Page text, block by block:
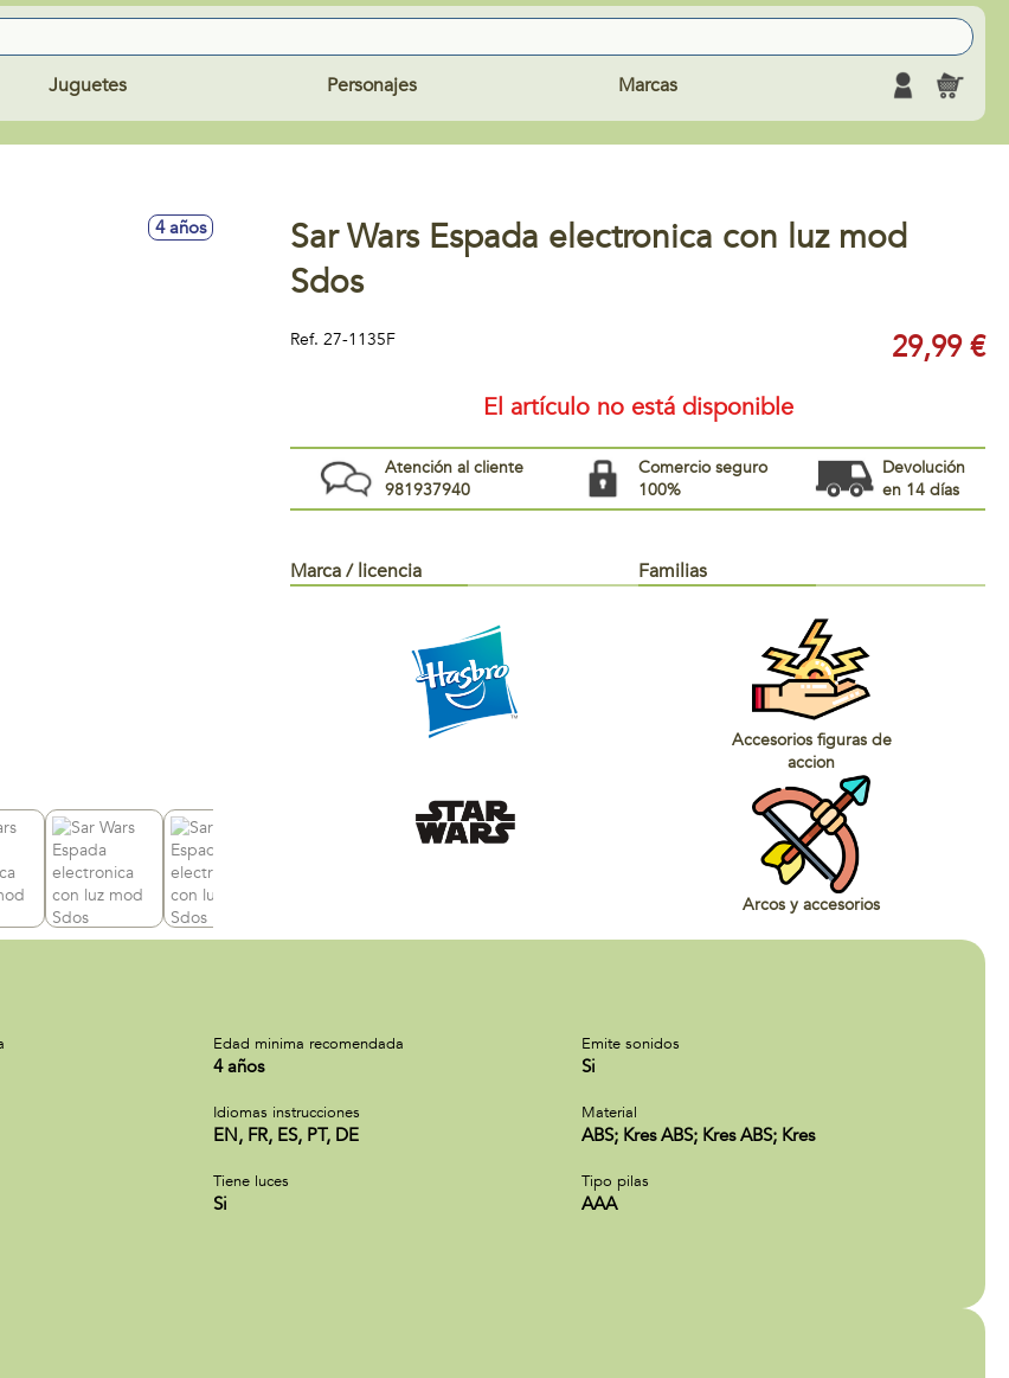
Juguetes Personajes Marcas
4 años
Sar Wars Espada electronica con luz mod
Sdos
Ref. 27-1135F 29,99 €
El artículo no está disponible
Atención al cliente
981937940
Comercio seguro
100%
Devolución
en 14 días
Marca / licencia Familias
Accesorios figuras de
accion
Arcos y accesorios
Edad minima recomendada
4 años
Emite sonidos
Si
Idiomas instrucciones
EN, FR, ES, PT, DE
Material
ABS; Kres ABS; Kres ABS; Kres
Tiene luces
Si
Tipo pilas
AAA